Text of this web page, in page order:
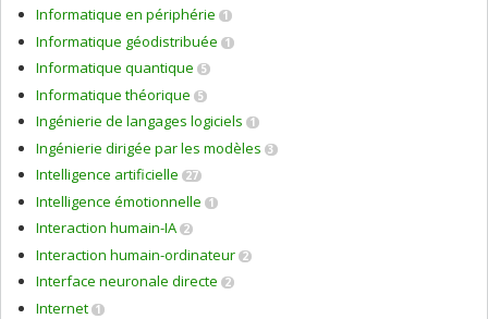
Informatique en périphérie 1
Informatique géodistribuée 1
Informatique quantique 5
Informatique théorique 5
Ingénierie de langages logiciels 1
Ingénierie dirigée par les modèles 3
Intelligence artificielle 27
Intelligence émotionnelle 1
Interaction humain-IA 2
Interaction humain-ordinateur 2
Interface neuronale directe 2
Internet 1